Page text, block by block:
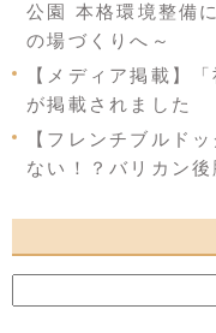
公園 本格環境整備
の場づくりへ～
【メディア掲載】
が掲載されました
【フレンチブルド
ない！？バリカン後